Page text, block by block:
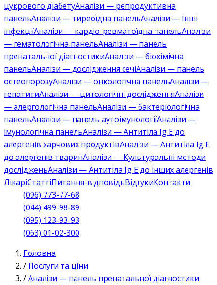
цукрового діабетуАналізи — репродуктивна
панельАналізи — тиреоїдна панельАналізи — Інші
інфекціїАналізи — кардіо-ревматоїдна панельАналізи
— гематологічна панельАналізи — панель
пренатальної діагностикиАналізи — біохімічна
панельАналізи — дослідження сечіАналізи — панель
остеопорозуАналізи — онкологічна панельАналізи —
гепатитиАналізи — цитологічні дослідженняАналізи
— алергологічна панельАналізи — бактеріологічна
панельАналізи — панель аутоімунологіїАналізи —
імунологічна панельАналізи — Антитіла Ig E до
алергенів харчових продуктівАналізи — Антитіла Ig E
до алергенів тваринАналізи — Культуральні методи
дослідженьАналізи — Антитіла Ig E до інших алергенів
ЛікаріСтаттіПитання-відповідьВідгукиКонтакти
(096) 773-77-68
(044) 499-98-89
(095) 123-93-93
(063) 01-02-300
Головна
/ Послуги та ціни
/Аналізи — панель пренатальної діагностики